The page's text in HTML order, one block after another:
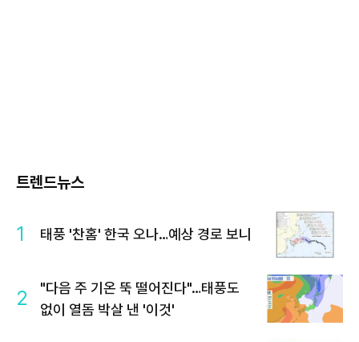
트렌드뉴스
1 태풍 '찬홈' 한국 오나…예상 경로 보니
2
"다음 주 기온 뚝 떨어진다"…태풍도
없이 열돔 박살 낸 '이것'